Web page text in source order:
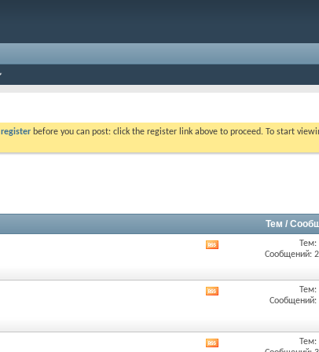
register before you can post: click the register link above to proceed. To start
Тем /
раздела
Тем:
Сообщений:
Тем:
Сообщений:
Тем: